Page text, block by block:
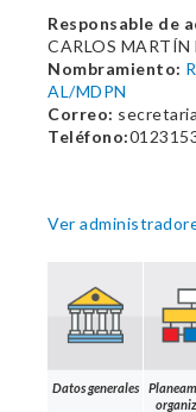
Responsable de
CARLOS MARTÍN
Nombramiento:
AL/MDPN
Correo:
Teléfono:
Ver
Datos generales